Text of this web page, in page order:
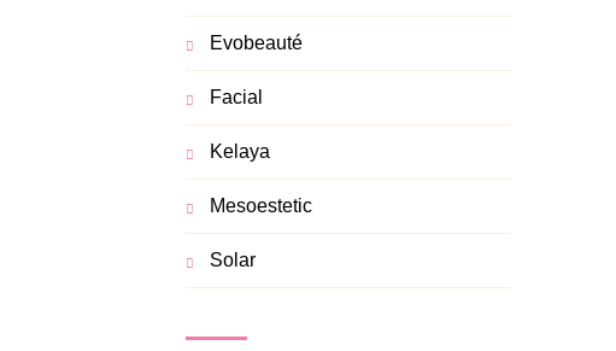
Evobeauté
Facial
Kelaya
Mesoestetic
Solar